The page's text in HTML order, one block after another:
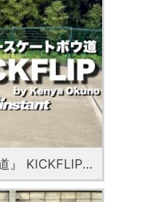
『ハウツースケートボウ道』 KICKFLIP with Kenya Okuno